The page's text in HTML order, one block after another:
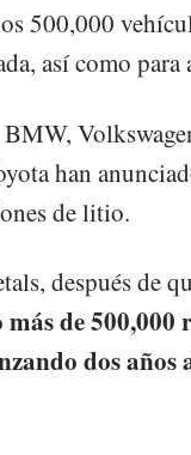
500,000
así como
han
de litio.
después de
de 500,000
dos años